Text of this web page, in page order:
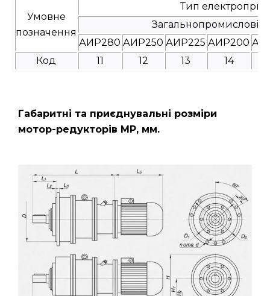
Умовне
позначення
Тип
Загальнопромислові
АИР280 АИР250 АИР225 АИР200
Код
11 12 13 14
Габаритні та приєднувальні розміри
мотор-редукторів МР, мм.